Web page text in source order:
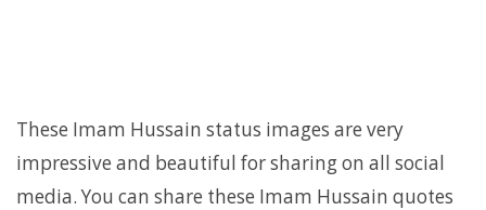
These Imam Hussain status images are very
impressive and beautiful for sharing on all social
media. You can share these Imam Hussain quotes